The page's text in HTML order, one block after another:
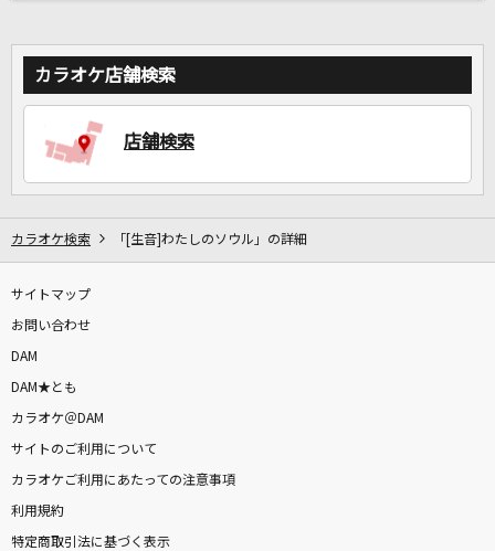
カラオケ店舗検索
店舗検索
カラオケ検索 「[生音]わたしのソウル」の詳細
サイトマップ
お問い合わせ
DAM
DAM★とも
カラオケ＠DAM
サイトのご利用について
カラオケご利用にあたっての注意事項
利用規約
特定商取引法に基づく表示